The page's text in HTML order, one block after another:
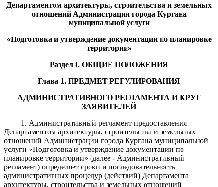
Департаментом архитектуры, строительства и земельных
отношений Администрации города Кургана
муниципальной услуги
«Подготовка и утверждение документации по планировке
территории»
Раздел I. ОБЩИЕ ПОЛОЖЕНИЯ
Глава 1. ПРЕДМЕТ РЕГУЛИРОВАНИЯ
АДМИНИСТРАТИВНОГО РЕГЛАМЕНТА И КРУГ
ЗАЯВИТЕЛЕЙ
1. Административный регламент предоставления
Департаментом архитектуры, строительства и земельных
отношений Администрации города Кургана муниципальной
услуги «Подготовка и утверждение документации по
планировке территории» (далее - Административный
регламент) определяет сроки и последовательность
административных процедур (действий) Департамента
архитектуры, строительства и земельных отношений